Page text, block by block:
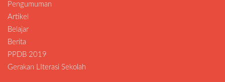
Pengumuman
Artikel
Belajar
Berita
PPDB 2019
Gerakan LIterasi Sekolah